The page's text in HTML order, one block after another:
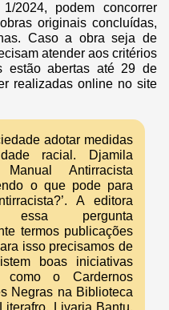
2024, podem concorrer
originais concluídas,
Caso a obra seja de
atender aos critérios
estão abertas até 29 de
realizadas online no site
adotar medidas
racial. Djamila
Antirracista
o que pode para
A editora
essa pergunta
termos publicações
isso precisamos de
boas iniciativas
como o Cardernos
Negras na Biblioteca